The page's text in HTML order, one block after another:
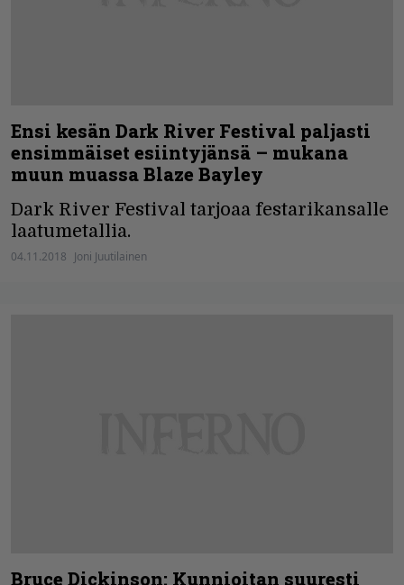
Ensi kesän Dark River Festival paljasti
ensimmäiset esiintyjänsä – mukana
muun muassa Blaze Bayley
Dark River Festival tarjoaa festarikansalle
laatumetallia.
04.11.2018 Joni Juutilainen
Bruce Dickinson: Kunnioitan suuresti